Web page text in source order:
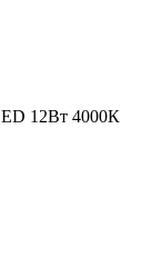
12Вт 4000К